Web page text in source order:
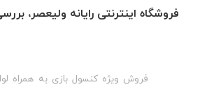
فروشگاه اینترنتی رایانه ولیعصر،
فروش ویژه کنسول بازی به همراه